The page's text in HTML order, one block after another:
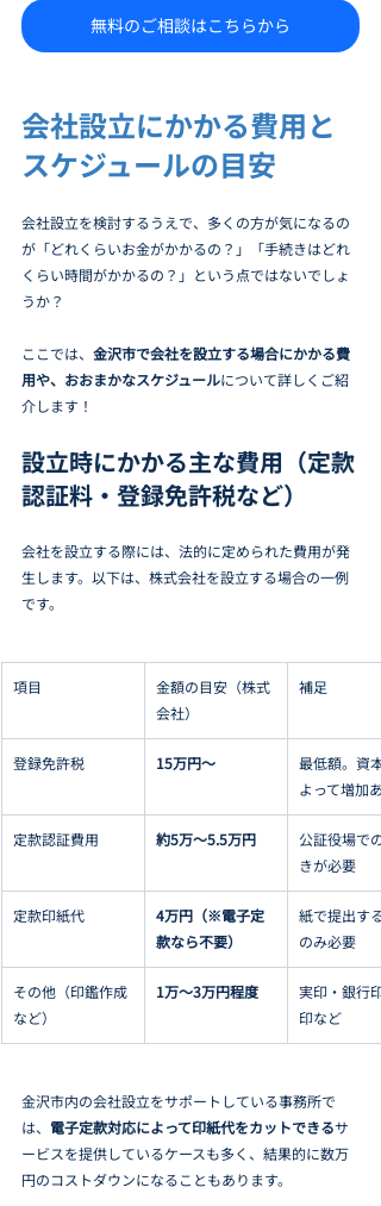
無料のご相談はこちらから
会社設立にかかる費用と
スケジュールの目安
会社設立を検討するうえで、多くの方が気になるの
が「どれくらいお金がかかるの？」「手続きはどれ
くらい時間がかかるの？」という点ではないでしょ
うか？
ここでは、 金沢市で会社を設立する場合にかかる費
用や、おおまかなスケジュールについて詳しくご紹
介します！
設立時にかかる主な費用（定款
認証料・登録免許税など）
会社を設立する際には、法的に定められた費用が発
生します。以下は、株式会社を設立する場合の一例
です。
項目
金額の目安（株式
会社）
補足
登録免許税 15万円〜
最低額。資本
よって増加あ
定款認証費用 約5万〜5.5万円
公証役場での
きが必要
定款印紙代
4万円（※電子定
款なら不要）
紙で提出する
のみ必要
その他（印鑑作成
など）
1万〜3万円程度
実印・銀行印
印など
金沢市内の会社設立をサポートしている事務所で
は、 電子定款対応によって印紙代をカットできるサ
ービスを提供しているケースも多く、結果的に数万
円のコストダウンになることもあります。